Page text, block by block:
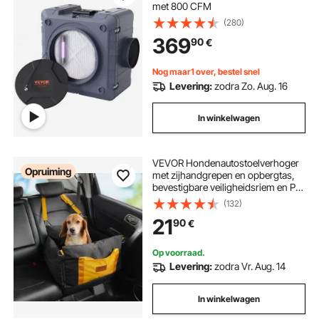
met 800 CFM
(280)
36990€
Nog maar1 over, bestel snel
Levering:zodra Zo. Aug. 16
In winkelwagen
Opruiming
VEVOR Hondenautostoelverhoger
met zijhandgrepen en opbergtas,
bevestigbare veiligheidsriem en PP-
katoenen vulling, Hondenautobed ​​
voor kleine honden tot 11 kg, Zwart
(132)
2190€
Op voorraad.
Levering:zodra Vr. Aug. 14
In winkelwagen